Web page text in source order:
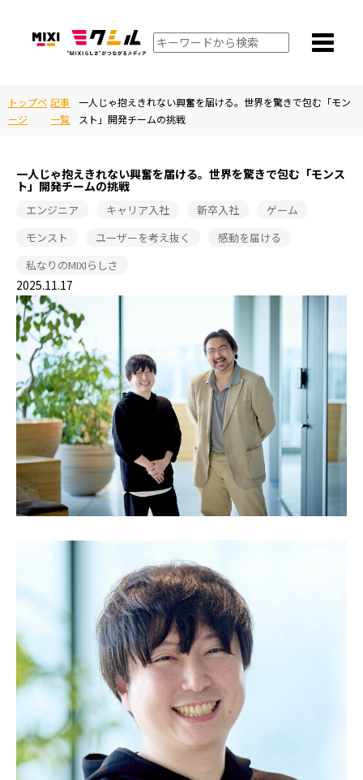
トップペ
ージ
記事
一覧
一人じゃ抱えきれない興奮を届ける。世界を驚きで包む「モン
スト」開発チームの挑戦
一人じゃ抱えきれない興奮を届ける。世界を驚きで包む「モンス
ト」開発チームの挑戦
エンジニア キャリア入社 新卒入社
ゲーム
モンスト
ユーザーを考え抜く
感動を届ける
私なりのMIXIらしさ
2025.11.17